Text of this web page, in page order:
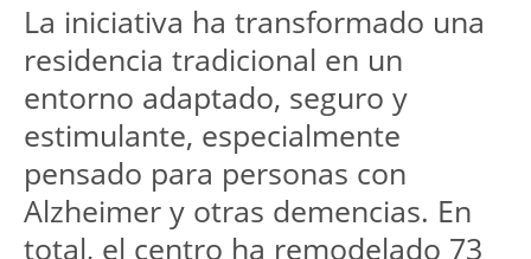
La iniciativa ha transformado una
residencia tradicional en un
entorno adaptado, seguro y
estimulante, especialmente
pensado para personas con
Alzheimer y otras demencias. En
total, el centro ha remodelado 73